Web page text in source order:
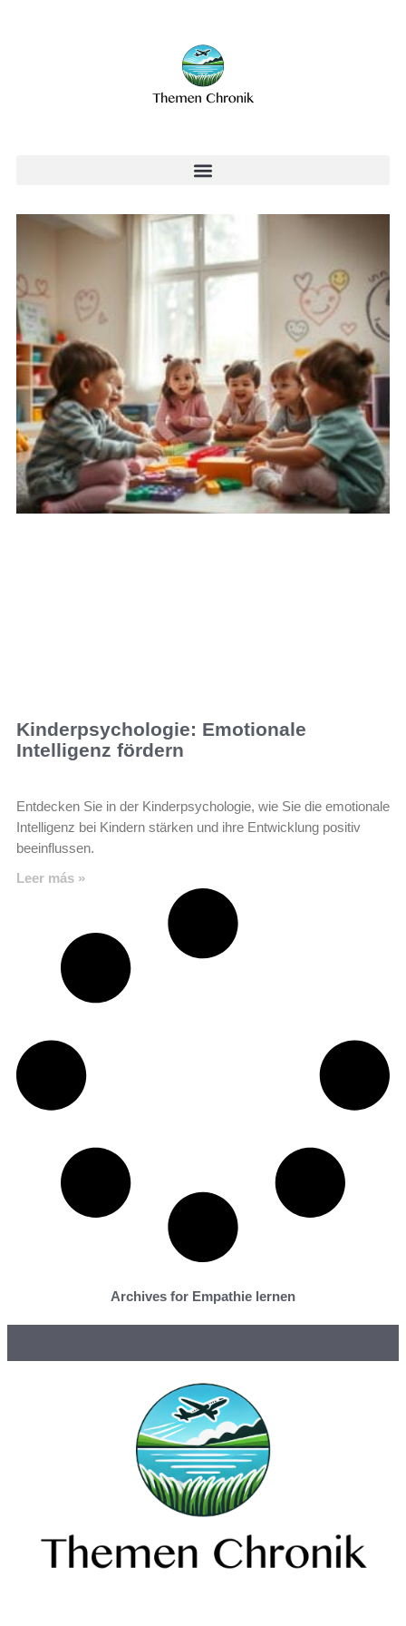
Kinderpsychologie: Emotionale
Intelligenz fördern
Entdecken Sie in der Kinderpsychologie, wie Sie die emotionale
Intelligenz bei Kindern stärken und ihre Entwicklung positiv
beeinflussen.
Leer más »
Archives for Empathie lernen